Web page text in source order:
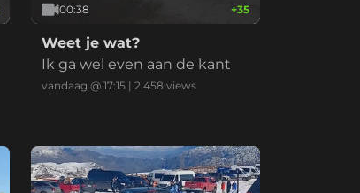
00:38 +35
Weet je wat?
Ik ga wel even aan de kant
vandaag @ 17:15 |2.458 views